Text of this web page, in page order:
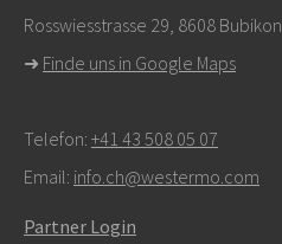
Rosswiesstrasse 29, 8608 Bubikon
➜ Finde uns in Google Maps
Telefon: +41 43 508 05 07
Email: info.ch@westermo.com
Partner Login